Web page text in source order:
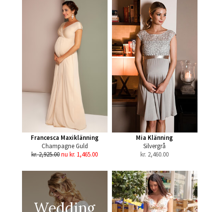
Francesca Maxiklänning
Champagne Guld
kr. 2,925.00nu kr. 1,465.00
Mia Klänning
Silvergrå
kr. 2,460.00
Wedding